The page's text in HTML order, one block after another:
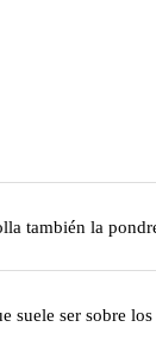
también la
suele ser sobre